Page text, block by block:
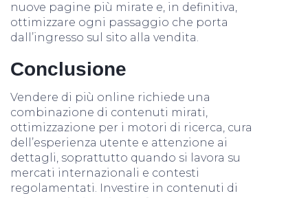
nuove pagine più mirate e, in definitiva,
ottimizzare ogni passaggio che porta
dall’ingresso sul sito alla vendita.
Conclusione
Vendere di più online richiede una
combinazione di contenuti mirati,
ottimizzazione per i motori di ricerca, cura
dell’esperienza utente e attenzione ai
dettagli, soprattutto quando si lavora su
mercati internazionali e contesti
regolamentati. Investire in contenuti di